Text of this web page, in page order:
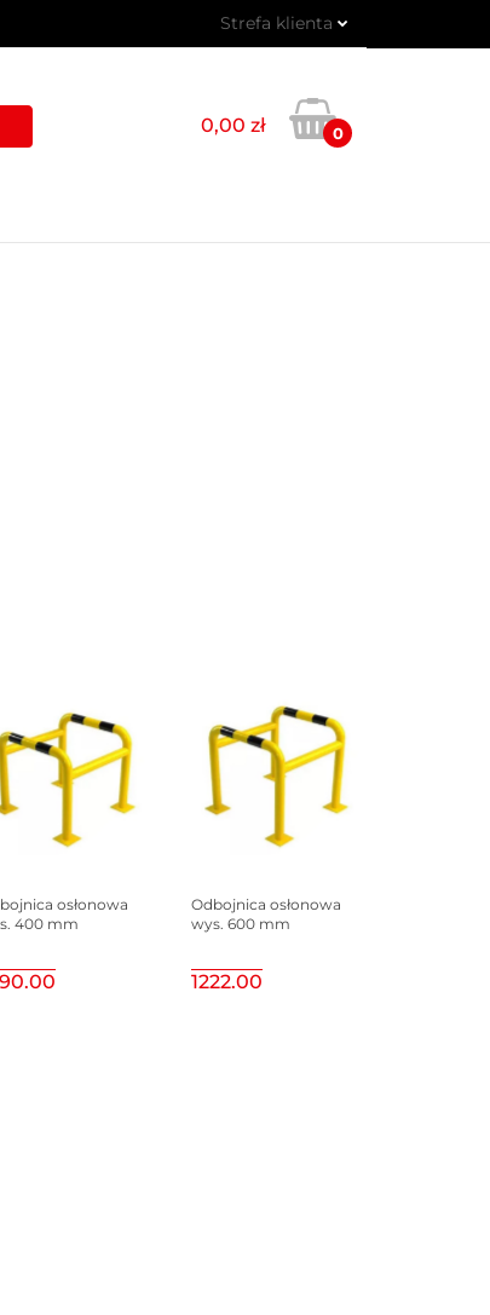
Strefa klienta
Zarejestruj się
Dodaj zgłoszenie
0,00 zł 0
osłonowa
400 mm
Odbojnica osłonowa
wys. 600 mm
1222.00